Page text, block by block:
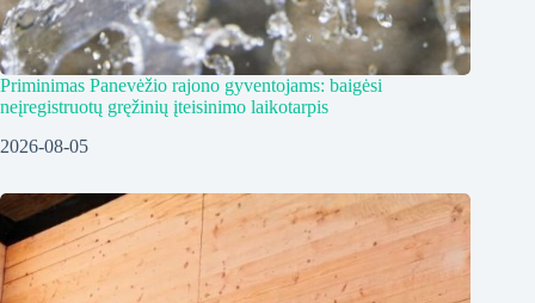
Priminimas Panevėžio rajono gyventojams: baigėsi
neįregistruotų gręžinių įteisinimo laikotarpis
2026-08-05